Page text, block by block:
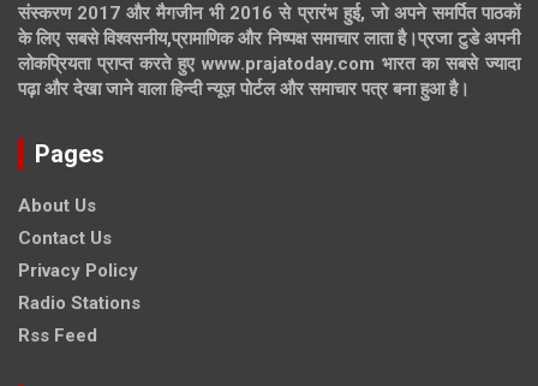
संस्करण 2017 और मैगजीन भी 2016 से प्रारंभ हुई, जो अपने समर्पित पाठकों
के लिए सबसे विश्वसनीय,प्रामाणिक और निष्पक्ष समाचार लाता है।प्रजा टुडे अपनी
लोकप्रियता प्राप्त करते हुए www.prajatoday.com भारत का सबसे ज्यादा
पढ़ा और देखा जाने वाला हिन्दी न्यूज़ पोर्टल और समाचार पत्र बना हुआ है।
Pages
About Us
Contact Us
Privacy Policy
Radio Stations
Rss Feed